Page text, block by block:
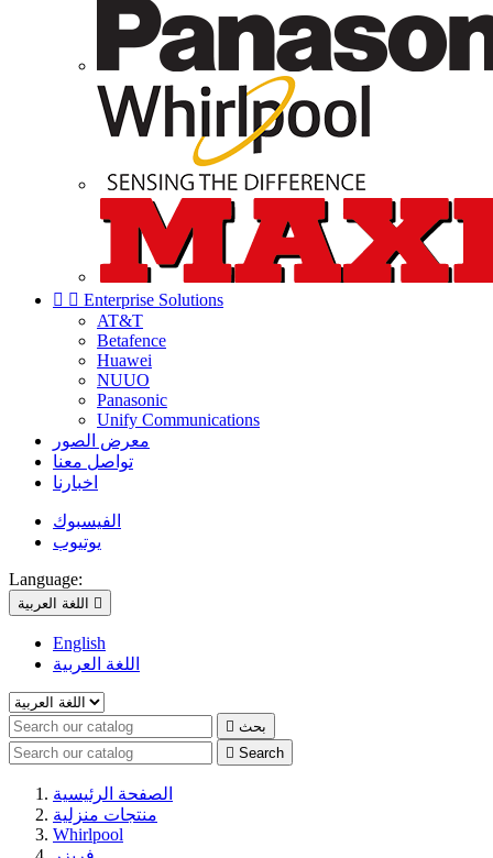
  Enterprise Solutions
AT&T
Betafence
Huawei
NUUO
Panasonic
Unify Communications
معرض الصور
تواصل معنا
اخبارنا
الفيسبوك
يوتيوب
Language:
اللغة العربية 
English
اللغة العربية
 بحث
 Search
الصفحة الرئيسية
منتجات منزلية
Whirlpool